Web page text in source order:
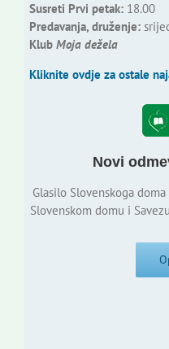
Susreti Prvi petak:18.00
Predavanja, druženje:
Klub Moja dežela
Kliknite ovdje za ostale
Novi
Glasilo Slovenskoga
Slovenskom domu i